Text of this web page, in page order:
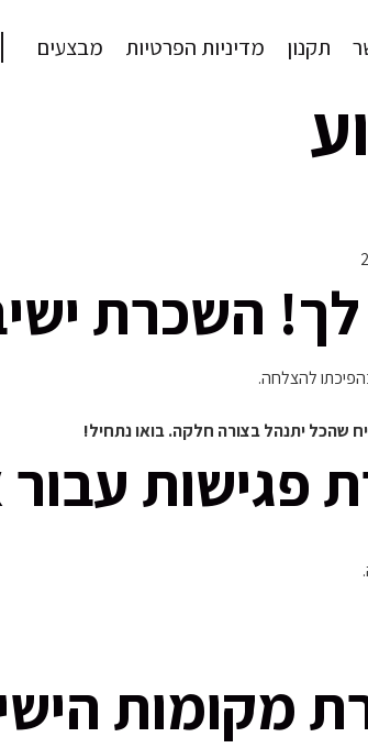
תקנון מדיניות הפרטיות מבצעים
השכרת
להצלחה.
שהכל יתנהל בצורה חלקה. בואו נתחיל!
פגישות עבור
מקומות